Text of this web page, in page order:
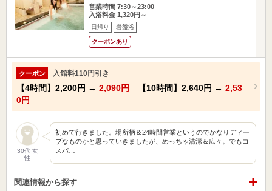
営業時間 7:30～23:00
入浴料金 1,320円～
日帰り 岩盤浴
クーポンあり
クーポン 入館料110円引き
【4時間】 2,200円 → 2,090円 【10時間】 2,640円 → 2,53
0円
30代 女
性
初めて行きました。場所柄＆24時間営業というのでかなりディー
プなものかと思っていきましたが、めっちゃ清潔＆広々。でもコ
スパ…
関連情報から探す